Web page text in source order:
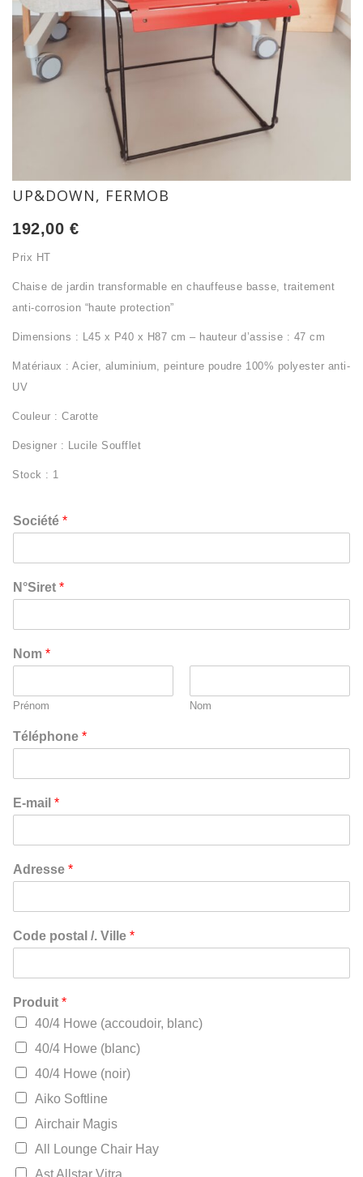
UP&DOWN, FERMOB
192,00 €
Prix HT
Chaise de jardin transformable en chauffeuse basse, traitement
anti-corrosion “haute protection”
Dimensions : L45 x P40 x H87 cm – hauteur d’assise : 47 cm
Matériaux : Acier, aluminium, peinture poudre 100% polyester anti-
UV
Couleur : Carotte
Designer : Lucile Soufflet
Stock : 1
Société *
p
o
t
l
S
o
N°Siret *
Nom *
Prénom Nom
Téléphone *
E-mail *
Adresse *
Code postal /. Ville *
Produit *
40/4 Howe (accoudoir, blanc)
40/4 Howe (blanc)
40/4 Howe (noir)
Aiko Softline
Airchair Magis
All Lounge Chair Hay
Ast Allstar Vitra